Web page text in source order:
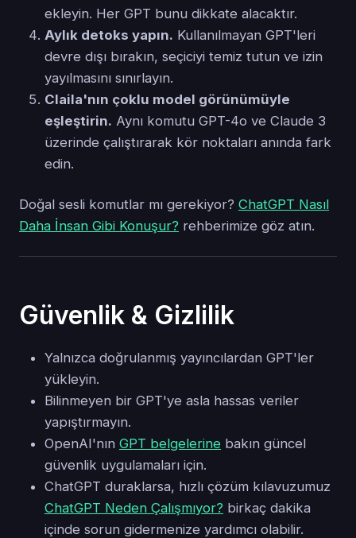
ekleyin. Her GPT bunu dikkate alacaktır.
Aylık detoks yapın. Kullanılmayan GPT'leri
devre dışı bırakın, seçiciyi temiz tutun ve izin
yayılmasını sınırlayın.
Claila'nın çoklu model görünümüyle
eşleştirin. Aynı komutu GPT-4o ve Claude 3
üzerinde çalıştırarak kör noktaları anında fark
edin.
Doğal sesli komutlar mı gerekiyor? ChatGPT Nasıl
Daha İnsan Gibi Konuşur? rehberimize göz atın.
Güvenlik & Gizlilik
Yalnızca doğrulanmış yayıncılardan GPT'ler
yükleyin.
Bilinmeyen bir GPT'ye asla hassas veriler
yapıştırmayın.
OpenAI'nın GPT belgelerine bakın güncel
güvenlik uygulamaları için.
ChatGPT duraklarsa, hızlı çözüm kılavuzumuz
ChatGPT Neden Çalışmıyor? birkaç dakika
içinde sorun gidermenize yardımcı olabilir.